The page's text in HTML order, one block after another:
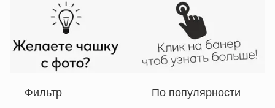
Фильтр По популярности